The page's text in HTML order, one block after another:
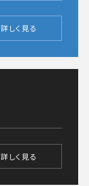
詳しく見る
詳しく見る